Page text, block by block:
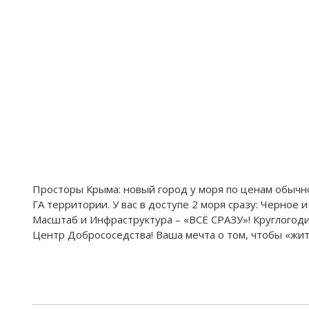
Просторы Крыма: новый город у моря по ценам
ГА территории. У вас в доступе 2 моря сразу: Черное
Масштаб и Инфраструктура – «ВСЁ СРАЗУ»!
Центр Добрососедства! Ваша мечта о том, чтобы